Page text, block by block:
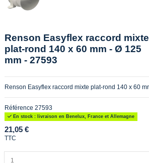
Renson Easyflex raccord mixte
plat-rond 140 x 60 mm - Ø 125
mm - 27593
Renson Easyflex raccord mixte plat-rond 140 x 60
Référence 27593
En stock : livraison en Benelux, France et Allemagne
21,05 €
TTC